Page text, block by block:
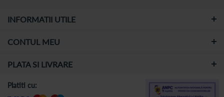
INFORMATII UTILE
CONTUL MEU
PLATA SI LIVRARE
Platiti cu: